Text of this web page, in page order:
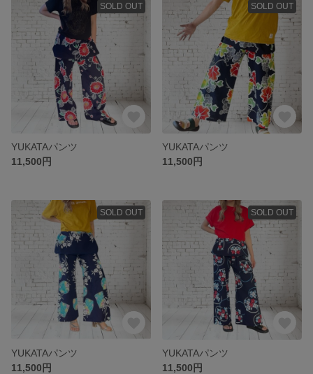
SOLD OUT
YUKATAパンツ
11,500円
SOLD OUT
YUKATAパンツ
11,500円
SOLD OUT
YUKATAパンツ
11,500円
SOLD OUT
YUKATAパンツ
11,500円